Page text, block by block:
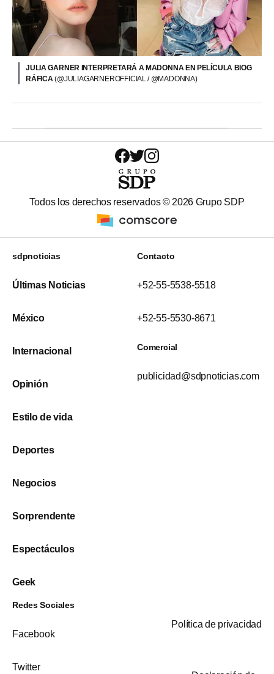
JULIA GARNER INTERPRETARÁ A MADONNA EN PELÍCULA BIOG
RÁFICA(@JULIAGARNEROFFICIAL / @MADONNA)
Todos los derechos reservados © 2026 Grupo SDP
sdpnoticias
Últimas Noticias
México
Internacional
Opinión
Estilo de vida
Deportes
Negocios
Sorprendente
Espectáculos
Geek
Contacto
+52-55-5538-5518
+52-55-5530-8671
Comercial
publicidad@sdpnoticias.com
Redes Sociales
Facebook
Twitter
Política de privacidad